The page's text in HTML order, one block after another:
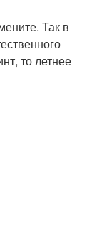
Так в
то летнее